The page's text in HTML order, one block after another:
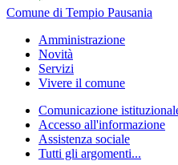
Comune di Tempio Pausania
Amministrazione
Novità
Servizi
Vivere il comune
Comunicazione
Accesso all'informazione
Assistenza sociale
Tutti gli argomenti...